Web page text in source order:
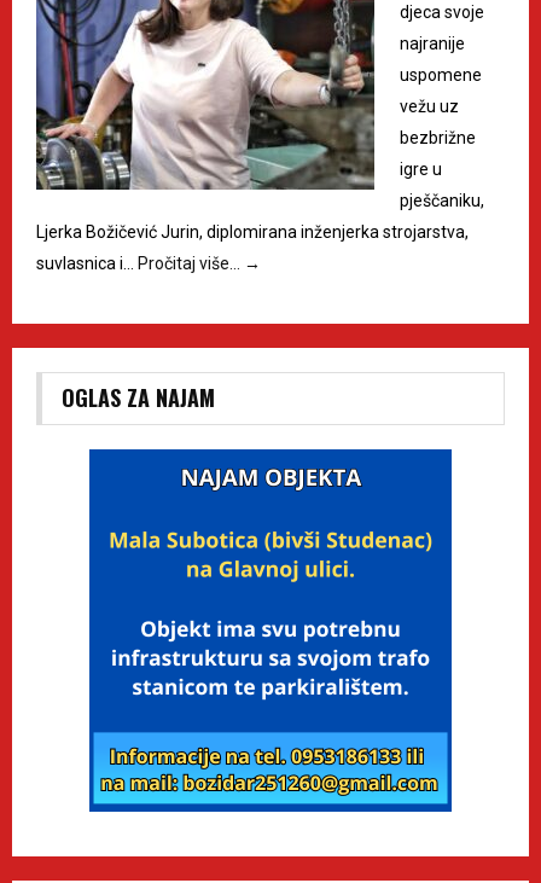
djeca svoje
najranije
uspomene
vežu uz
bezbrižne
igre u
pješčaniku,
Ljerka Božičević Jurin, diplomirana inženjerka strojarstva,
suvlasnica i… Pročitaj više… →
OGLAS ZA NAJAM